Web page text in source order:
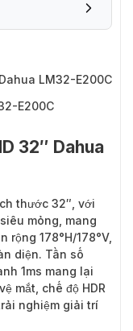
LM32-E200C
E200C
32″ Dahua
thước 32″, với
mỏng, mang
178°H/178°V,
diện. Tần số
1ms mang lại
mắt, chế độ HDR
nghiệm giải trí